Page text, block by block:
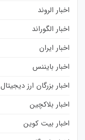
اخبار الروند
اخبار الگوراند
اخبار ایران
اخبار بایننس
اخبار بزرگان ارز دیجیتال
اخبار بلاکچین
اخبار بیت کوین